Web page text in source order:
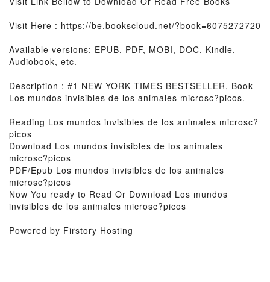
Visit Here : https://be.bookscloud.net/?book=6075272720
Available versions: EPUB, PDF, MOBI, DOC, Kindle,
Audiobook, etc.
Description : #1 NEW YORK TIMES BESTSELLER, Book
Los mundos invisibles de los animales microsc?picos.
Reading Los mundos invisibles de los animales microsc?
picos
Download Los mundos invisibles de los animales
microsc?picos
PDF/Epub Los mundos invisibles de los animales
microsc?picos
Now You ready to Read Or Download Los mundos
invisibles de los animales microsc?picos
Powered by Firstory Hosting